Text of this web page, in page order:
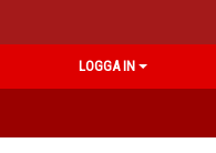
LOGGA IN